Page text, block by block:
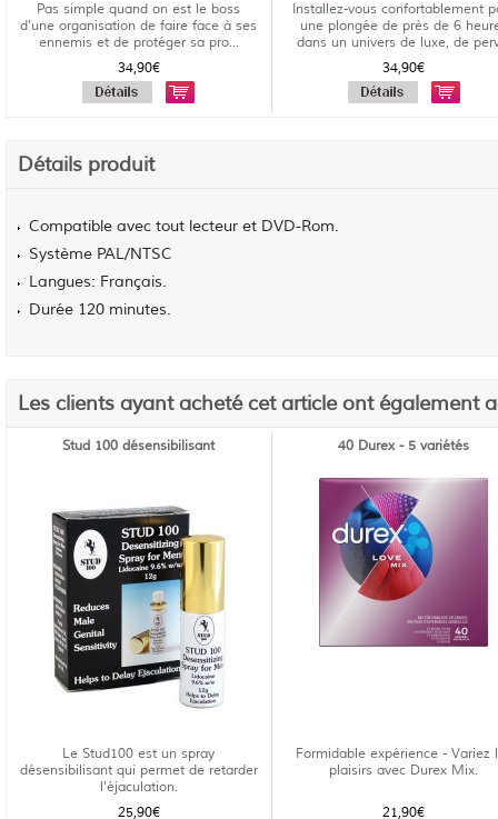
Pas simple quand on est le boss
d'une organisation de faire face à ses
ennemis et de protéger sa pro...
34,90€
Installez-vous confortablement
une plongée de près de 6
dans un univers de luxe, de
34,90€
Détails produit
Compatible avec tout lecteur et DVD-Rom.
Système PAL/NTSC
Langues: Français.
Durée 120 minutes.
Les clients ayant acheté cet article ont également
Stud 100 désensibilisant
Le Stud100 est un spray
désensibilisant qui permet de retarder
l'éjaculation.
25,90€
40 Durex - 5 variétés
Formidable expérience - Variez
plaisirs avec Durex Mix.
21,90€